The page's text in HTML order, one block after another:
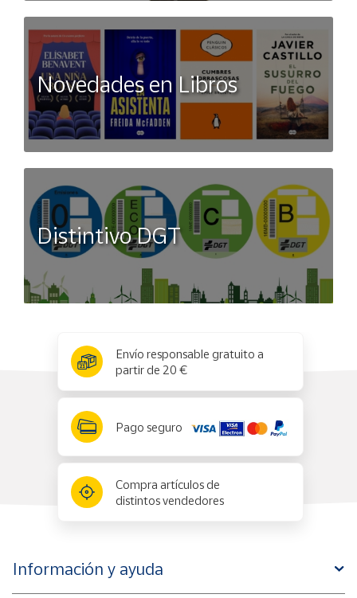
El Kit 02 de primeros auxilios para mochila te brindará el
conocimiento para disfrutar del mundo de los hongos. Más
productos micológicos en La Casa de las Setas.
Novedades en Libros
Distintivo DGT
Envío responsable gratuito a
partir de 20 €
Pago seguro
Compra artículos de
distintos vendedores
Información y ayuda